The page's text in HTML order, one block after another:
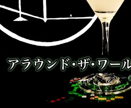
アラウンド・ザ・ワールド・ホワイ
White）